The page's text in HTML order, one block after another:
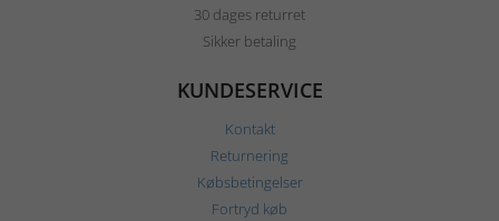
30 dages returret
Sikker betaling
KUNDESERVICE
Kontakt
Returnering
Købsbetingelser
Fortryd køb